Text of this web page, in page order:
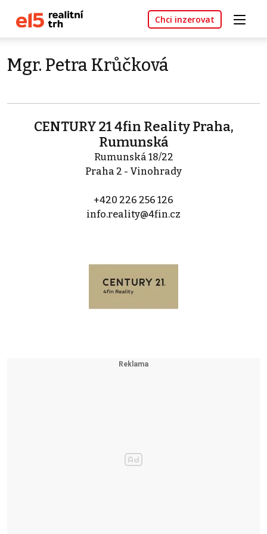
Chci inzerovat
Mgr. Petra Krůčková
CENTURY 21 4fin Reality Praha,
Rumunská
Rumunská 18/22
Praha 2 - Vinohrady
+420 226 256 126
info.reality@4fin.cz